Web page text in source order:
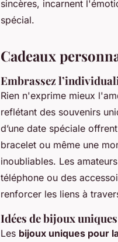
sincères, incarnent
spécial.
Cadeaux
Embrassez
Rien n'exprime mieux
reflétant des souvenirs
d’une date spéciale
bracelet ou même une
inoubliables. Les
téléphone ou des
renforcer les liens à
Idées de bijoux
Les bijoux uniques pour